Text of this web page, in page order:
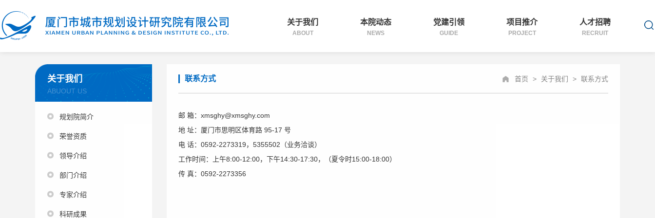
关于我们
ABOUT
本院动态
NEWS
党建引领
GUIDE
项目推介
PROJECT
人才招聘
RECRUIT
关于我们
ABUOUT US
规划院简介
荣誉资质
领导介绍
部门介绍
专家介绍
科研成果
联系方式 首页 > 关于我们 > 联系方式
邮 箱：xmsghy@xmsghy.com
地 址：厦门市思明区体育路 95-17 号
电 话：0592-2273319，5355502（业务洽谈）
工作时间：上午8:00-12:00，下午14:30-17:30，（夏令时15:00-18:00）
传 真：0592-2273356